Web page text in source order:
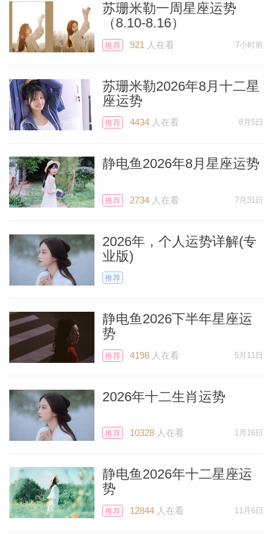
苏珊米勒一周星座运势
（8.10-8.16）
推荐 921 人在看 7小时前
苏珊米勒2026年8月十二星
座运势
推荐 4434人在看 8月5日
静电鱼2026年8月星座运势
推荐 2734人在看 7月31日
2026年，个人运势详解(专
业版)
推荐
静电鱼2026下半年星座运
势
推荐 4198人在看 5月11日
2026年十二生肖运势
推荐 10328人在看 1月16日
静电鱼2026年十二星座运
势
推荐 12844人在看 11月6日